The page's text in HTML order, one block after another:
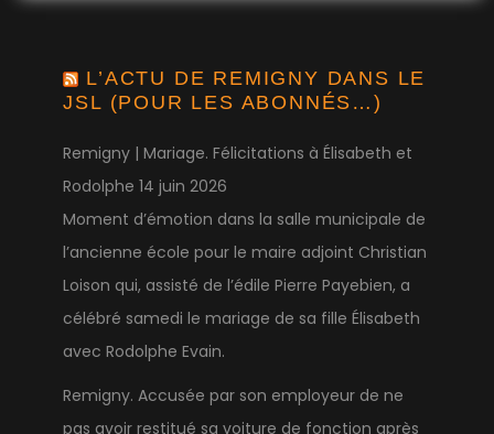
L’ACTU DE REMIGNY DANS LE
JSL (POUR LES ABONNÉS…)
Remigny | Mariage. Félicitations à Élisabeth et
Rodolphe 14 juin 2026
Moment d’émotion dans la salle municipale de
l’ancienne école pour le maire adjoint Christian
Loison qui, assisté de l’édile Pierre Payebien, a
célébré samedi le mariage de sa fille Élisabeth
avec Rodolphe Evain.
Remigny. Accusée par son employeur de ne
pas avoir restitué sa voiture de fonction après